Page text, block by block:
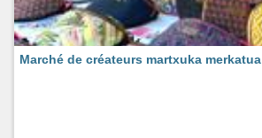
Marché de créateurs martxuka merkatua